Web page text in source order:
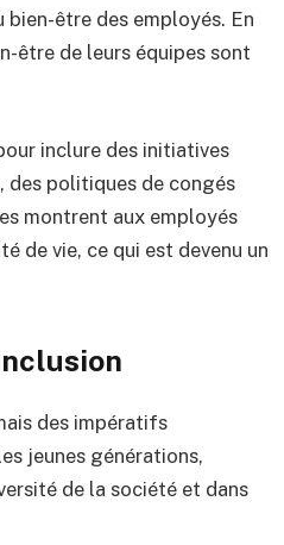
bien-être des employés. En
être de leurs équipes sont
inclure des initiatives
des politiques de congés
montrent aux employés
de vie, ce qui est devenu un
des impératifs
jeunes générations,
de la société et dans